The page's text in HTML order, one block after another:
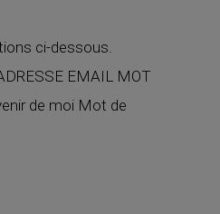
ci-dessous.
EMAIL MOT
de moi Mot de